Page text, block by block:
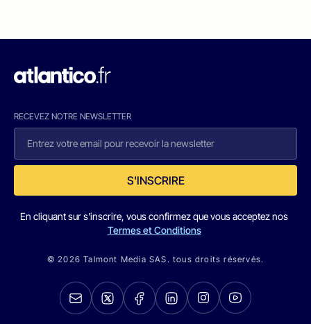
RECEVEZ NOTRE NEWSLETTER
S'INSCRIRE
En cliquant sur s'inscrire, vous confirmez que vous acceptez nos
Termes et Conditions
© 2026 Talmont Media SAS. tous droits réservés.